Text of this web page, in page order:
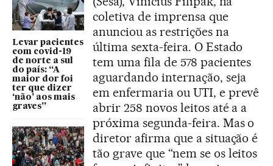
Levar pacientes
com covid-19
de norte a sul
do país: “A
maior dor foi
ter que dizer
‘não’ aos mais
graves”
coletiva de imprensa que
anunciou as restrições na
última sexta-feira. O Estado
tem uma fila de 578 pacientes
aguardando internação, seja
em enfermaria ou UTI, e prevê
abrir 258 novos leitos até a a
próxima segunda-feira. Mas o
diretor afirma que a situação é
tão grave que “nem se os leitos